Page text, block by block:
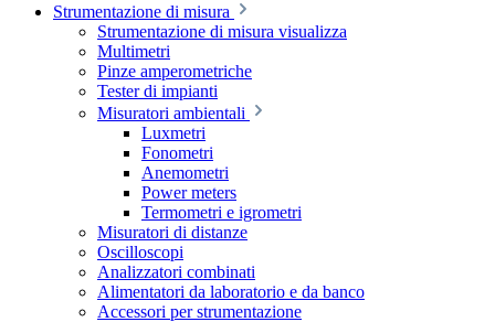
Strumentazione di misura
Strumentazione di misura visualizza
Multimetri
Pinze amperometriche
Tester di impianti
Misuratori ambientali
Luxmetri
Fonometri
Anemometri
Power meters
Termometri e igrometri
Misuratori di distanze
Oscilloscopi
Analizzatori combinati
Alimentatori da laboratorio e da banco
Accessori per strumentazione